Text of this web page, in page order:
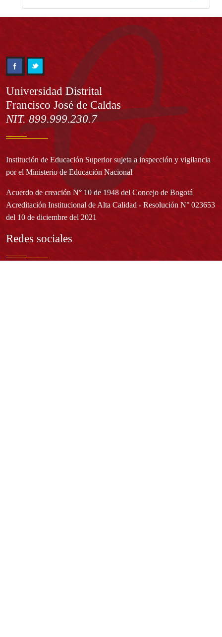
Información
Universidad Distrital
Francisco José de Caldas
NIT. 899.999.230.7
Institución de Educación Superior sujeta a inspección y vigilancia
por el Ministerio de Educación Nacional
Acuerdo de creación N° 10 de 1948 del Concejo de Bogotá
Acreditación Institucional de Alta Calidad - Resolución N° 023653
del 10 de diciembre del 2021
Redes sociales